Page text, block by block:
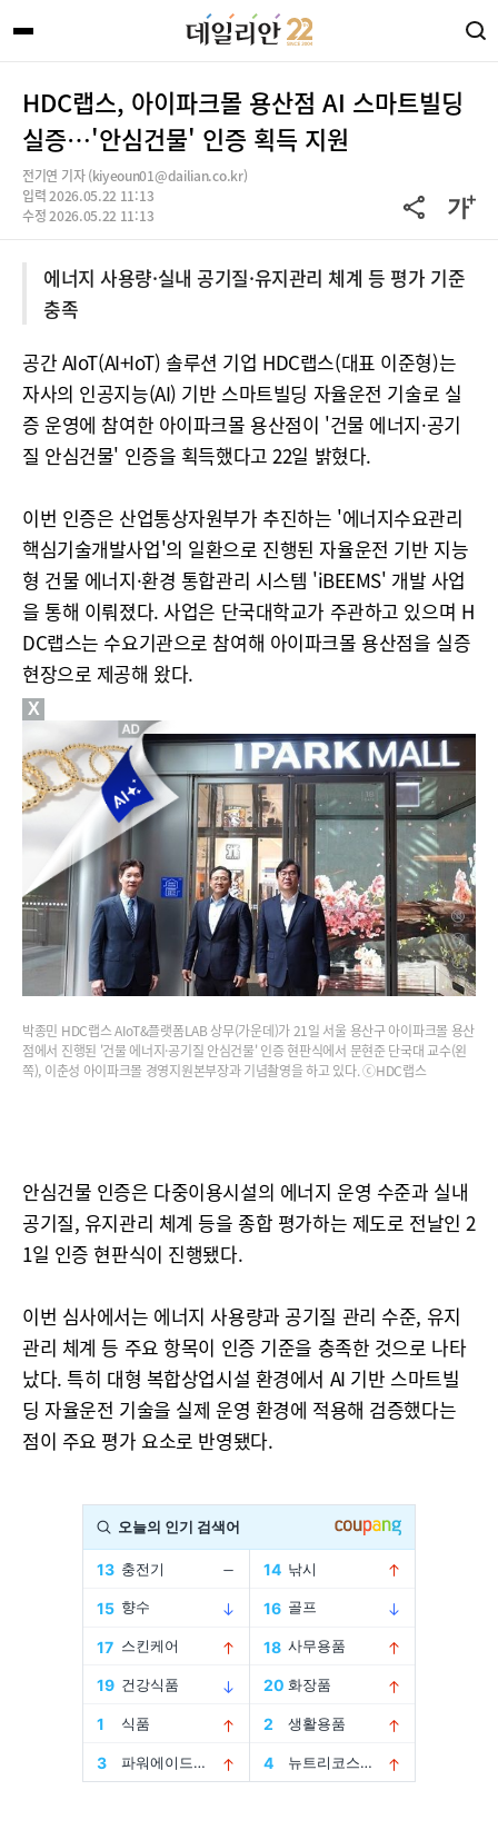
HDC랩스, 아이파크몰 용산점 AI 스마트빌딩
실증…'안심건물' 인증 획득 지원
전기연 기자 (kiyeoun01@dailian.co.kr)
입력 2026.05.22 11:13
수정 2026.05.22 11:13
에너지 사용량·실내 공기질·유지관리 체계 등 평가 기준
충족
공간 AIoT(AI+IoT) 솔루션 기업 HDC랩스(대표 이준형)는
자사의 인공지능(AI) 기반 스마트빌딩 자율운전 기술로 실
증 운영에 참여한 아이파크몰 용산점이 '건물 에너지·공기
질 안심건물' 인증을 획득했다고 22일 밝혔다.
이번 인증은 산업통상자원부가 추진하는 '에너지수요관리
핵심기술개발사업'의 일환으로 진행된 자율운전 기반 지능
형 건물 에너지·환경 통합관리 시스템 'iBEEMS' 개발 사업
을 통해 이뤄졌다. 사업은 단국대학교가 주관하고 있으며 H
DC랩스는 수요기관으로 참여해 아이파크몰 용산점을 실증
현장으로 제공해 왔다.
박종민 HDC랩스 AIoT&플랫폼LAB 상무(가운데)가 21일 서울 용산구 아이파크몰 용산
점에서 진행된 '건물 에너지·공기질 안심건물' 인증 현판식에서 문현준 단국대 교수(왼
쪽), 이춘성 아이파크몰 경영지원본부장과 기념촬영을 하고 있다. ⓒHDC랩스
안심건물 인증은 다중이용시설의 에너지 운영 수준과 실내
공기질, 유지관리 체계 등을 종합 평가하는 제도로 전날인 2
1일 인증 현판식이 진행됐다.
이번 심사에서는 에너지 사용량과 공기질 관리 수준, 유지
관리 체계 등 주요 항목이 인증 기준을 충족한 것으로 나타
났다. 특히 대형 복합상업시설 환경에서 AI 기반 스마트빌
딩 자율운전 기술을 실제 운영 환경에 적용해 검증했다는
점이 주요 평가 요소로 반영됐다.
X